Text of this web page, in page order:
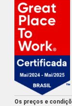
Os preços e